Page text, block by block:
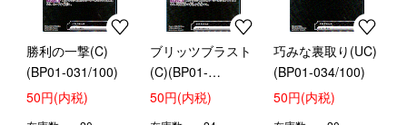
勝利の一撃(C)
(BP01-031/100)
50円(内税)
ブリッツブラスト
(C)(BP01-
033/100)
50円(内税)
巧みな裏取り(UC)
(BP01-034/100)
50円(内税)